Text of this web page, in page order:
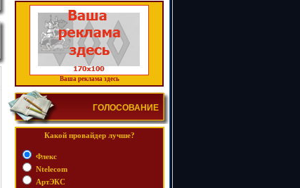
Ваша реклама здесь
ГОЛОСОВАНИЕ
Какой провайдер лучше?
Флекс
Ntelecom
АртЭКС